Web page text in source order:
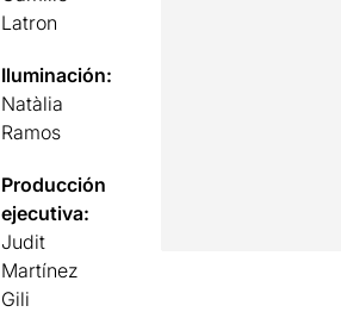
Latron
Iluminación:
Natàlia
Ramos
Producción
ejecutiva:
Judit
Martínez
Gili